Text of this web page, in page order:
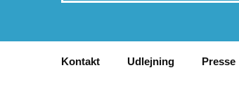
Kontakt Udlejning Presse